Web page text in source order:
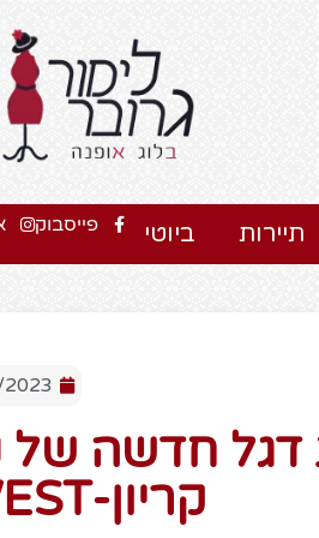
תיירות ביוטי פייסבוק
דגל חדשה של
קריון-NINE WEST!